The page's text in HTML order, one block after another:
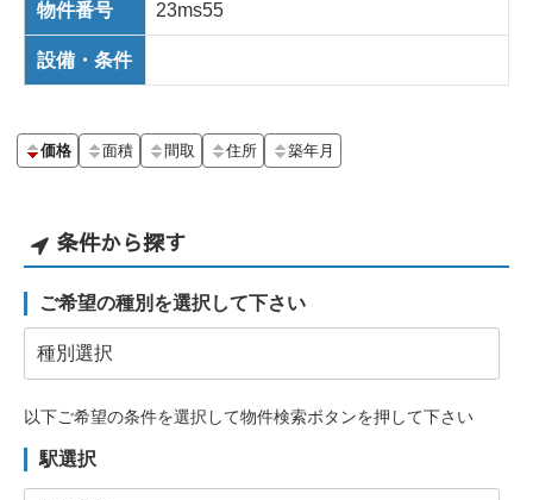
物件番号 23ms55
設備・条件
価格 面積 間取 住所 築年月
条件から探す
ご希望の種別を選択して下さい
以下ご希望の条件を選択して物件検索ボタンを押して下さい
駅選択